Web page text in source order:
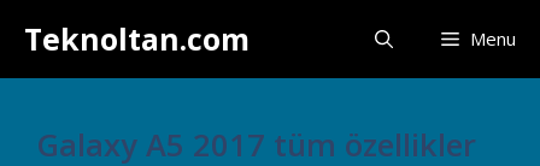
atlaTeknoltan.com Menu
Galaxy A5 2017 tüm özellikler